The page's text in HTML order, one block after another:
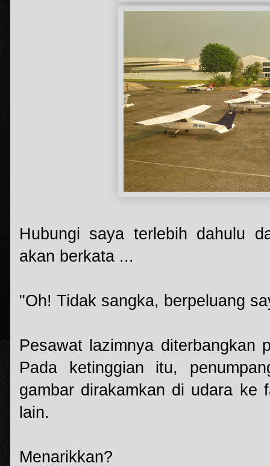
Hubungi saya terlebih dahulu
akan berkata ...
"Oh! Tidak sangka, berpeluang
Pesawat lazimnya diterbangkan
Pada ketinggian itu,
gambar dirakamkan di udara ke
lain.
Menarikkan?